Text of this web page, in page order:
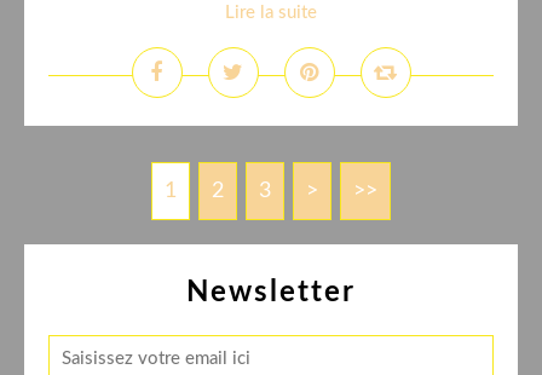
Lire la suite
1 2 3 > >>
Newsletter